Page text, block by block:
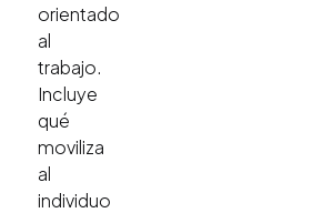
orientado
al
trabajo.
Incluye
qué
moviliza
al
individuo